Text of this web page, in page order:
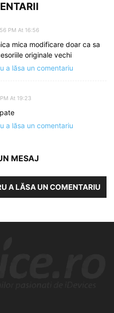
PM At 16:56
mica modificare doar ca sa
originale vechi
a lăsa un comentariu
At 19:23
a lăsa un comentariu
MESAJ
A LĂSA UN COMENTARIU